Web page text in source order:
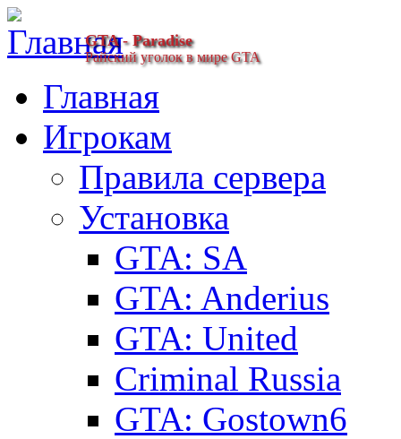
GTA - Paradise
Райский уголок в мире GTA
Главная
Игрокам
Правила сервера
Установка
GTA: SA
GTA: Anderius
GTA: United
Criminal Russia
GTA: Gostown6